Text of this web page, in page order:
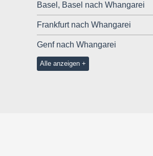
Basel, Basel nach Whangarei
Frankfurt nach Whangarei
Genf nach Whangarei
Alle anzeigen